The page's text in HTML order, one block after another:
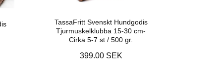
TassaFritt Svenskt Hundgodis
Tjurmuskelklubba 15-30 cm-
Cirka 5-7 st / 500 gr.
399.00 SEK